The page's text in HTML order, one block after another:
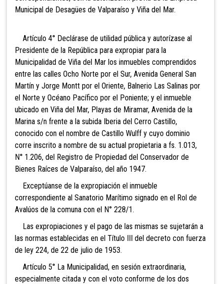
Municipal de Desagües de Valparaíso y Viña del Mar.
Artículo 4° Declárase de utilidad pública y autorízase al
Presidente de la República para expropiar para la
Municipalidad de Viña del Mar los inmuebles comprendidos
entre las calles Ocho Norte por el Sur, Avenida General San
Martín y Jorge Montt por el Oriente, Balnerio Las Salinas por
el Norte y Océano Pacífico por el Poniente; y el inmueble
ubicado en Viña del Mar, Playas de Miramar, Avenida de la
Marina s/n frente a la subida Iberia del Cerro Castillo,
conocido con el nombre de Castillo Wulff y cuyo dominio
corre inscrito a nombre de su actual propietaria a fs. 1.013,
N° 1.206, del Registro de Propiedad del Conservador de
Bienes Raíces de Valparaíso, del año 1947.
Exceptúanse de la expropiación el inmueble
correspondiente al Sanatorio Marítimo signado en el Rol de
Avalúos de la comuna con el N° 228/1.
Las expropiaciones y el pago de las mismas se sujetarán a
las normas establecidas en el Título III del decreto con fuerza
de ley 224, de 22 de julio de 1953.
Artículo 5° La Municipalidad, en sesión extraordinaria,
especialmente citada y con el voto conforme de los dos